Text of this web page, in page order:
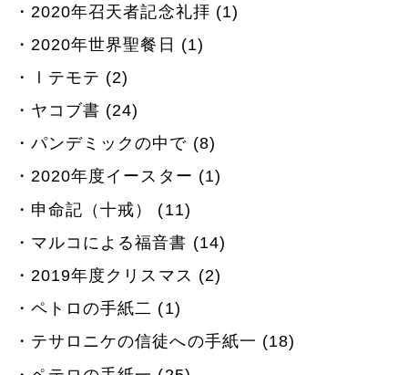
2020年召天者記念礼拝 (1)
2020年世界聖餐日 (1)
Ⅰテモテ (2)
ヤコブ書 (24)
パンデミックの中で (8)
2020年度イースター (1)
申命記（十戒） (11)
マルコによる福音書 (14)
2019年度クリスマス (2)
ペトロの手紙二 (1)
テサロニケの信徒への手紙一 (18)